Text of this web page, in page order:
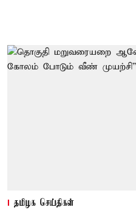
தமிழக செய்திகள்